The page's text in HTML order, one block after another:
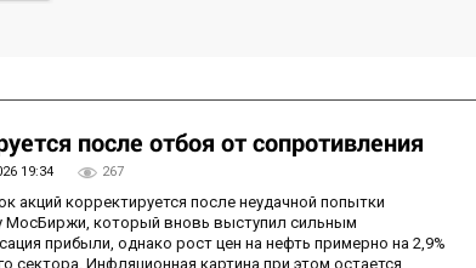
после отбоя от сопротивления
19:34 267
акций корректируется после неудачной попытки
МосБиржи, который вновь выступил сильным
прибыли, однако рост цен на нефть примерно на 2,9%
сектора. Инфляционная картина при этом остается